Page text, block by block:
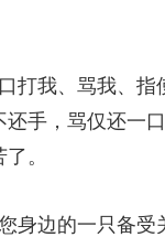
打我、骂我、指
还手，骂仅还一
。
身边的一只备受